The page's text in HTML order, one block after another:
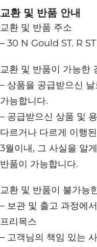
교환 및 반품 안내
교환 및 반품 주소
– 30 N Gould ST. R
교환 및 반품이 가능한
– 상품을 공급받으신
가능합니다.
– 공급받으신 상품 및
다르거나 다르게 이행
3월이내, 그 사실을 알
반품이 가능합니다.
교환 및 반품이 불가능
– 보관 및 출고 과정에
프리목스
– 고객님의 책임 있는